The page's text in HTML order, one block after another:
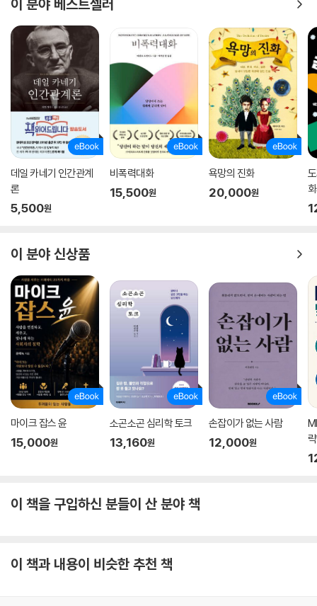
이 분야 베스트셀러
데일 카네기 인간관계
론
5,500원
비폭력대화
15,500원
욕망의 진화
20,000원
이 분야 신상품
마이크 잡스 윤
15,000원
소곤소곤 심리학 토크
13,160원
손잡이가 없는 사람
12,000원
략
이 책을 구입하신 분들이 산 분야 책
이 책과 내용이 비슷한 추천 책